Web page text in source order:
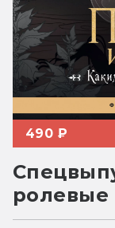
490 ₽
ролевые